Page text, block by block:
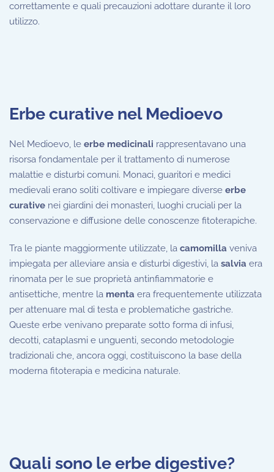
correttamente e quali precauzioni adottare durante il loro
utilizzo.
Erbe curative nel Medioevo
Nel Medioevo, le erbe medicinali rappresentavano una
risorsa fondamentale per il trattamento di numerose
malattie e disturbi comuni. Monaci, guaritori e medici
medievali erano soliti coltivare e impiegare diverse erbe
curative nei giardini dei monasteri, luoghi cruciali per la
conservazione e diffusione delle conoscenze fitoterapiche.
Tra le piante maggiormente utilizzate, la camomilla veniva
impiegata per alleviare ansia e disturbi digestivi, la salvia era
rinomata per le sue proprietà antinfiammatorie e
antisettiche, mentre la menta era frequentemente utilizzata
per attenuare mal di testa e problematiche gastriche.
Queste erbe venivano preparate sotto forma di infusi,
decotti, cataplasmi e unguenti, secondo metodologie
tradizionali che, ancora oggi, costituiscono la base della
moderna fitoterapia e medicina naturale.
Quali sono le erbe digestive?